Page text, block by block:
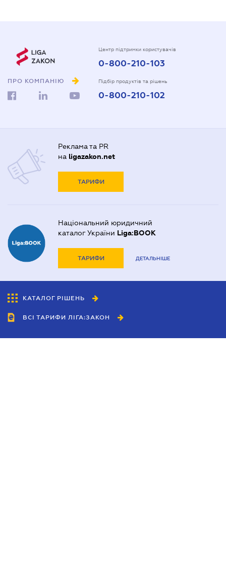
ПРО КОМПАНІЮ
Центр підтримки користувачів
0-800-210-103
Підбір продуктів та рішень
0-800-210-102
Реклама та PR
на ligazakon.net
ТАРИФИ
Національний юридичний
каталог України Liga:BOOK
ТАРИФИ ДЕТАЛЬНІШЕ
КАТАЛОГ РІШЕНЬ
ВСІ ТАРИФИ ЛІГА:ЗАКОН